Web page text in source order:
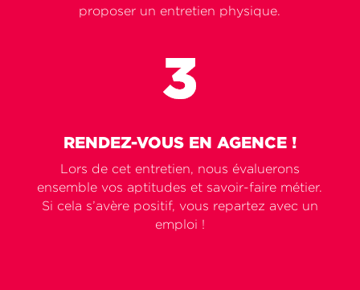
proposer un entretien physique.
RENDEZ-VOUS EN AGENCE !
Lors de cet entretien, nous évaluerons
ensemble vos aptitudes et savoir-faire métier.
Si cela s’avère positif, vous repartez avec un
emploi !